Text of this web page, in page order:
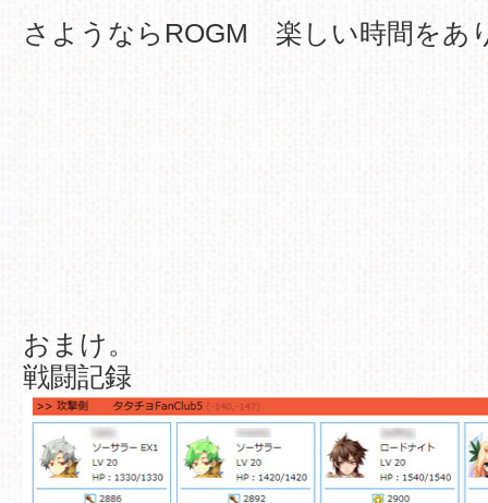
さようならROGM 楽しい時間をあ
おまけ。
戦闘記録